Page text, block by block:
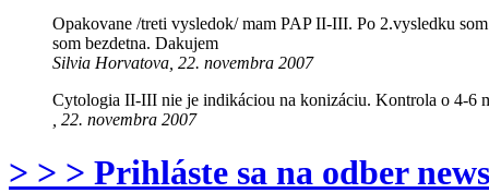
Opakovane /treti vysledok/ mam PAP II-III. Po 2.vysledku
som bezdetna. Dakujem
Silvia Horvatova, 22. novembra 2007
Cytologia II-III nie je indikáciou na konizáciu. Kontrola o 4-6
, 22. novembra 2007
> > > Prihláste sa na odber